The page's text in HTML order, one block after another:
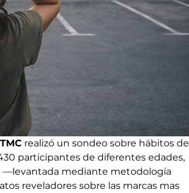
realizó un sondeo sobre hábitos de
participantes de diferentes edades,
—levantada mediante metodología
reveladores sobre las marcas mas